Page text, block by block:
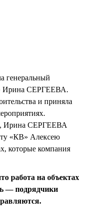
генеральный
Ирина СЕРГЕЕВА.
и приняла
Ирина СЕРГЕЕВА
«КВ» Алексею
которые компания
работа на объектах
— подрядчики